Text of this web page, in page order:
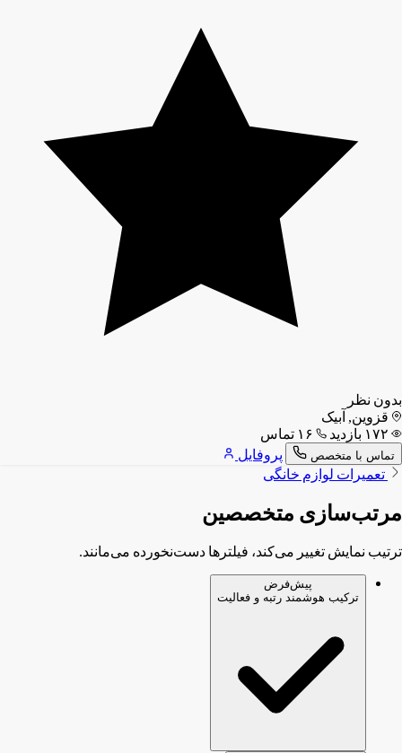
بدون نظر
قزوین, آبیک
تماس با متخصص
پروفایل
تعمیرات لوازم خانگی
مرتب‌سازی متخصصین
ترتیب نمایش تغییر می‌کند، فیلترها دست‌نخورده می‌مانند.
پیش‌فرض
ترکیب هوشمند رتبه و فعالیت